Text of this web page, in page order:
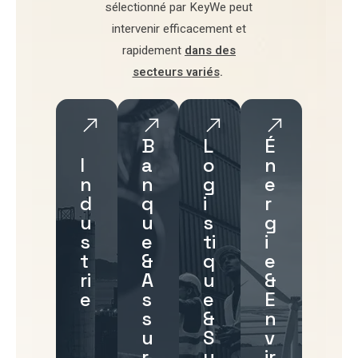
sélectionné par KeyWe peut
intervenir efficacement et
rapidement dans des
secteurs variés.
I
n
d
u
s
t
ri
e
B
a
n
q
u
e
&
A
s
s
u
L
o
g
i
s
ti
q
u
e
&
S
É
n
e
r
g
i
e
&
E
n
v